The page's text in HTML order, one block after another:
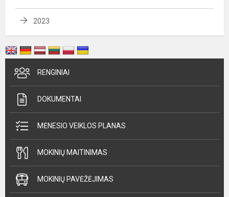
2023
RENGINIAI
DOKUMENTAI
MĖNESIO VEIKLOS PLANAS
MOKINIŲ MAITINIMAS
MOKINIŲ PAVĖŽĖJIMAS